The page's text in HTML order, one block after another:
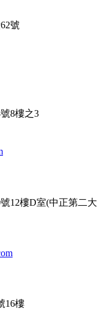
號
8樓之3
12樓D室(中正第二大
16樓